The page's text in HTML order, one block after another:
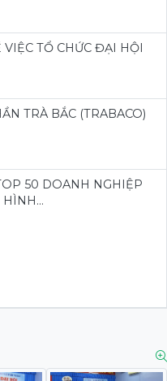
TỔ CHỨC ĐẠI HỘI
TRÀ BẮC (TRABACO)
50 DOANH NGHIỆP